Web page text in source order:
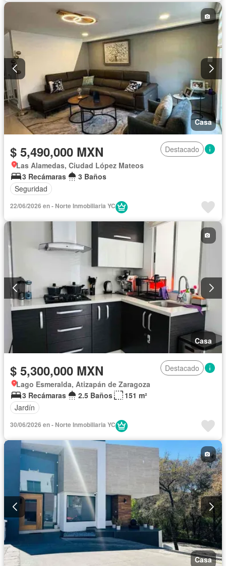
Casa
$ 5,490,000 MXN
Destacado
Las Alamedas, Ciudad López Mateos
3 Recámaras
3 Baños
Seguridad
22/06/2026 en - Norte Inmobiliaria YC
Casa
$ 5,300,000 MXN
Destacado
Lago Esmeralda, Atizapán de Zaragoza
3 Recámaras
2.5 Baños
151 m²
Jardín
30/06/2026 en - Norte Inmobiliaria YC
Casa